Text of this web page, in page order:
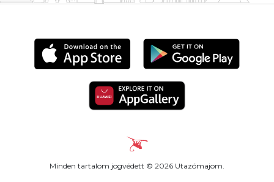
Minden tartalom jogvédett © 2026 Utazómajom.